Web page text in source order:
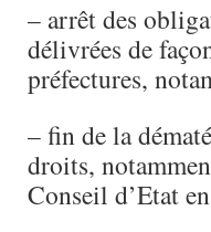
– arrêt des
délivrées de
préfectures,
– fin de la
droits,
Conseil d’Etat